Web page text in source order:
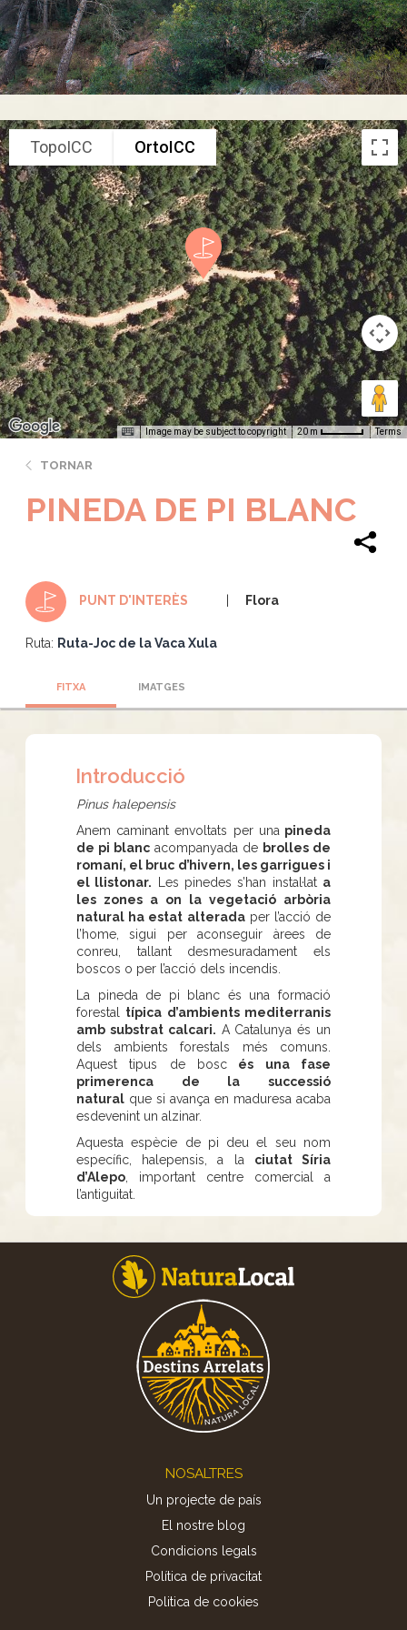
TopoICC OrtoICC
Image may be subject to copyright 20 m Terms
TORNAR
PINEDA DE PI BLANC
PUNT D'INTERÈS Flora
Ruta: Ruta-Joc de la Vaca Xula
FITXA IMATGES
Introducció
Pinus halepensis
Anem caminant envoltats per una pineda
de pi blanc acompanyada de brolles de
romaní, el bruc d’hivern, les garrigues i
el llistonar. Les pinedes s’han instal·lat a
les zones a on la vegetació arbòria
natural ha estat alteradaper l’acció de
l’home, sigui per aconseguir àrees de
conreu, tallant desmesuradament els
boscos o per l’acció dels incendis.
La pineda de pi blanc és una formació
forestal típica d’ambients mediterranis
amb substrat calcari. A Catalunya és un
dels ambients forestals més comuns.
Aquest tipus de bosc és una fase
primerenca de la successió
natural que si avança en maduresa acaba
esdevenint un alzinar.
Aquesta espècie de pi deu el seu nom
específic, halepensis, a la ciutat Síria
d’Alepo , important centre comercial a
l’antiguitat.
NOSALTRES
Un projecte de país
El nostre blog
Condicions legals
Política de privacitat
Politica de cookies